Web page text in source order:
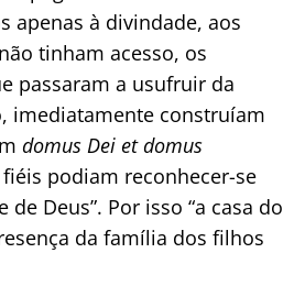
apenas à divindade, aos
tinham acesso, os
passaram a usufruir da
imediatamente construíam
domus Dei et domus
podiam reconhecer-se
Deus”. Por isso “a casa do
da família dos filhos